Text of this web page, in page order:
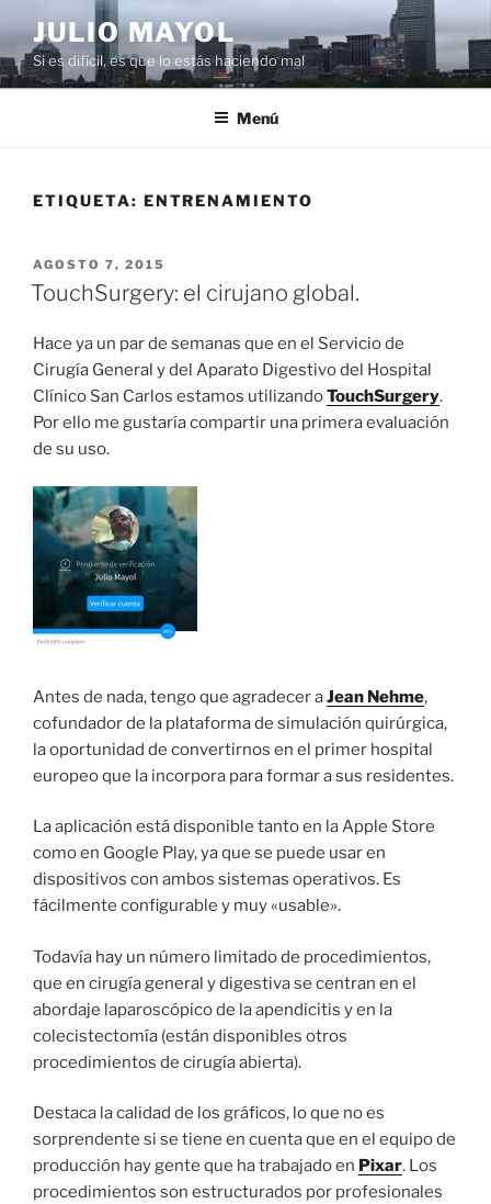
al
contenido
JULIO MAYOL
Si es difícil, es que lo estás haciendo mal
Menú
ETIQUETA: ENTRENAMIENTO
PUBLICADO
EL
AGOSTO 7, 2015
TouchSurgery: el cirujano global.
Hace ya un par de semanas que en el Servicio de
Cirugía General y del Aparato Digestivo del Hospital
Clínico San Carlos estamos utilizandoTouchSurgery.
Por ello me gustaría compartir una primera evaluación
de su uso.
Antes de nada, tengo que agradecer aJean Nehme,
cofundador de la plataforma de simulación quirúrgica,
la oportunidad de convertirnos en el primer hospital
europeo que la incorpora para formar a sus residentes.
La aplicación está disponible tanto en la Apple Store
como en Google Play, ya que se puede usar en
dispositivos con ambos sistemas operativos. Es
fácilmente configurable y muy «usable».
Todavía hay un número limitado de procedimientos,
que en cirugía general y digestiva se centran en el
abordaje laparoscópico de la apendicitis y en la
colecistectomía (están disponibles otros
procedimientos de cirugía abierta).
Destaca la calidad de los gráficos, lo que no es
sorprendente si se tiene en cuenta que en el equipo de
producción hay gente que ha trabajado en Pixar. Los
procedimientos son estructurados por profesionales